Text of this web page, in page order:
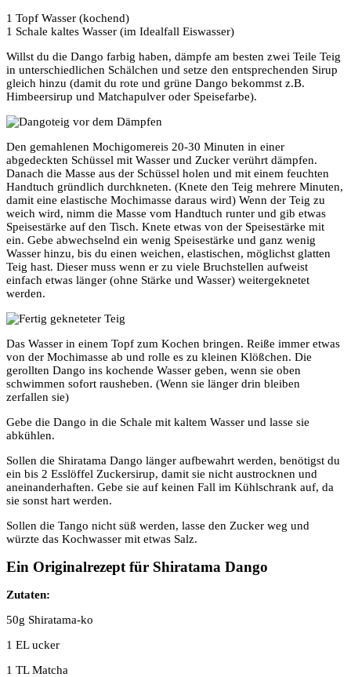
1 Topf Wasser (kochend)
1 Schale kaltes Wasser (im Idealfall Eiswasser)
Willst du die Dango farbig haben, dämpfe am besten zwei Teile Teig
in unterschiedlichen Schälchen und setze den entsprechenden Sirup
gleich hinzu (damit du rote und grüne Dango bekommst z.B.
Himbeersirup und Matchapulver oder Speisefarbe).
Den gemahlenen Mochigomereis 20-30 Minuten in einer
abgedeckten Schüssel mit Wasser und Zucker verührt dämpfen.
Danach die Masse aus der Schüssel holen und mit einem feuchten
Handtuch gründlich durchkneten. (Knete den Teig mehrere Minuten,
damit eine elastische Mochimasse daraus wird) Wenn der Teig zu
weich wird, nimm die Masse vom Handtuch runter und gib etwas
Speisestärke auf den Tisch. Knete etwas von der Speisestärke mit
ein. Gebe abwechselnd ein wenig Speisestärke und ganz wenig
Wasser hinzu, bis du einen weichen, elastischen, möglichst glatten
Teig hast. Dieser muss wenn er zu viele Bruchstellen aufweist
einfach etwas länger (ohne Stärke und Wasser) weitergeknetet
werden.
Das Wasser in einem Topf zum Kochen bringen. Reiße immer etwas
von der Mochimasse ab und rolle es zu kleinen Klößchen. Die
gerollten Dango ins kochende Wasser geben, wenn sie oben
schwimmen sofort rausheben. (Wenn sie länger drin bleiben
zerfallen sie)
Gebe die Dango in die Schale mit kaltem Wasser und lasse sie
abkühlen.
Sollen die Shiratama Dango länger aufbewahrt werden, benötigst du
ein bis 2 Esslöffel Zuckersirup, damit sie nicht austrocknen und
aneinanderhaften. Gebe sie auf keinen Fall im Kühlschrank auf, da
sie sonst hart werden.
Sollen die Tango nicht süß werden, lasse den Zucker weg und
würzte das Kochwasser mit etwas Salz.
Ein Originalrezept für Shiratama Dango
Zutaten:
50g Shiratama-ko
1 EL ucker
1 TL Matcha